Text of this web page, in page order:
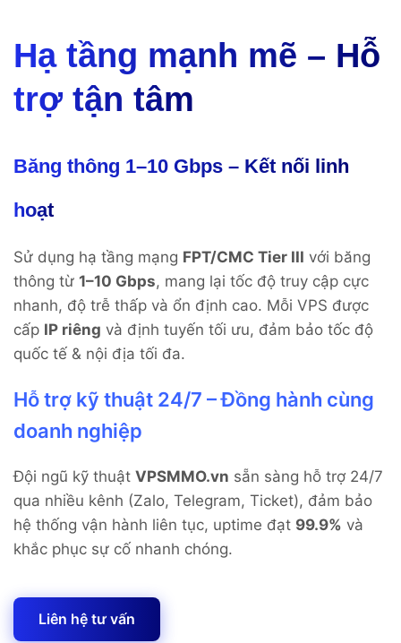
Hạ tầng mạnh mẽ – Hỗ
trợ tận tâm
Băng thông 1–10 Gbps – Kết nối linh
hoạt
Sử dụng hạ tầng mạng FPT/CMC Tier III với băng
thông từ 1–10 Gbps, mang lại tốc độ truy cập cực
nhanh, độ trễ thấp và ổn định cao. Mỗi VPS được
cấp IP riêng và định tuyến tối ưu, đảm bảo tốc độ
quốc tế & nội địa tối đa.
Hỗ trợ kỹ thuật 24/7 – Đồng hành cùng
doanh nghiệp
Đội ngũ kỹ thuật VPSMMO.vn sẵn sàng hỗ trợ 24/7
qua nhiều kênh (Zalo, Telegram, Ticket), đảm bảo
hệ thống vận hành liên tục, uptime đạt 99.9% và
khắc phục sự cố nhanh chóng.
Liên hệ tư vấn